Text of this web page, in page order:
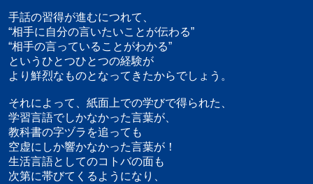
手話の習得が進むにつれて、
“相手に自分の言いたいことが伝わる”
“相手の言っていることがわかる”
というひとつひとつの経験が
より鮮烈なものとなってきたからでしょう。
それによって、紙面上での学びで得られた、
学習言語でしかなかった言葉が、
教科書の字ヅラを追っても
空虚にしか響かなかった言葉が！
生活言語としてのコトバの面も
次第に帯びてくるようになり、